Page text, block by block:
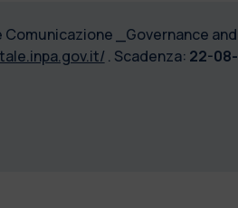
_Governance and
. Scadenza: 22-08-